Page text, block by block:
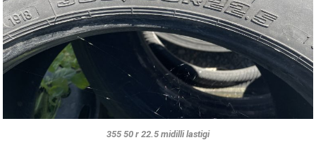
355 50 r 22.5 midilli lastigi